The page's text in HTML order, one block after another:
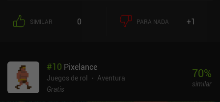
planetas que visitamos, mientras que nuestro casco mantendrá
nuestra nave en funcionamiento hasta que necesite ser reparado.
espacio, los encuentros y eventos aleatorios nos obligan a tomar
decisiones difíciles que afectan al resto de nuestra carrera. Incluso
en dificultad normal, Out There es un juego muy difícil de
SIMILAR 0 PARA NADA +1
#10 Pixelance
Juegos de rol
Aventura
Gratis
70%
similar